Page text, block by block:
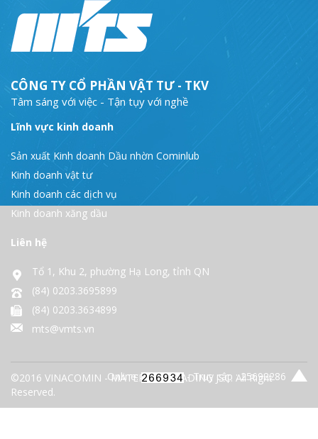
CÔNG TY CỔ PHẦN VẬT TƯ - TKV
Tâm sáng với việc - Tận tụy với nghề
Lĩnh vực kinh doanh
Sản xuất Kinh doanh Dầu nhờn Cominlub
Kinh doanh vật tư
Kinh doanh các dịch vụ
Kinh doanh xăng dầu
Liên hệ
Tổ 1, Khu 2, phường Hạ Long, tỉnh QN
(84) 0203.3695899
(84) 0203.3634899
mts@vmts.vn
©2016 VINACOMIN - MATERIALS TRADING JSC. All Right
Reserved.
Online: - Truy cập : 25692286